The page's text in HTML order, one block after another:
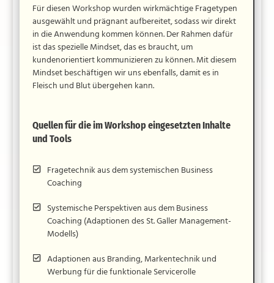
Für diesen Workshop wurden wirkmächtige Fragetypen
ausgewählt und prägnant aufbereitet, sodass wir direkt
in die Anwendung kommen können. Der Rahmen dafür
ist das spezielle Mindset, das es braucht, um
kundenorientiert kommunizieren zu können. Mit diesem
Mindset beschäftigen wir uns ebenfalls, damit es in
Fleisch und Blut übergehen kann.
Quellen für die im Workshop eingesetzten Inhalte
und Tools
Fragetechnik aus dem systemischen Business
Coaching
Systemische Perspektiven aus dem Business
Coaching (Adaptionen des St. Galler Management-
Modells)
Adaptionen aus Branding, Markentechnik und
Werbung für die funktionale Servicerolle